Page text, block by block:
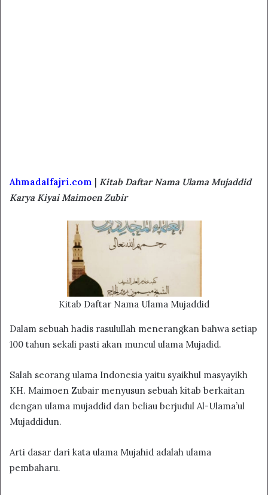
Ahmadalfajri.com | Kitab Daftar Nama Ulama Mujaddid
Karya Kiyai Maimoen Zubir
Kitab Daftar Nama Ulama Mujaddid
Dalam sebuah hadis rasulullah menerangkan bahwa setiap
100 tahun sekali pasti akan muncul ulama Mujadid.
Salah seorang ulama Indonesia yaitu syaikhul masyayikh
KH. Maimoen Zubair menyusun sebuah kitab berkaitan
dengan ulama mujaddid dan beliau berjudul Al-Ulama’ul
Mujaddidun.
Arti dasar dari kata ulama Mujahid adalah ulama
pembaharu.